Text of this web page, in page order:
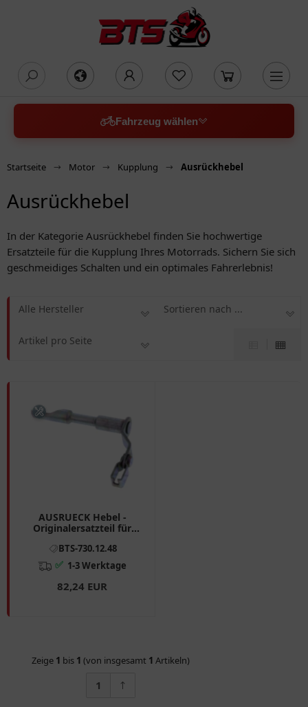
Fahrzeug wählen
Startseite Motor Kupplung Ausrückhebel
Ausrückhebel
In der Kategorie Ausrückhebel finden Sie hochwertige
Ersatzteile für die Kupplung Ihres Motorrads. Sichern Sie sich
geschmeidiges Schalten und ein optimales Fahrerlebnis!
Alle Hersteller Sortieren nach ...
Artikel pro Seite
AUSRUECK Hebel -
Originalersatzteil für
BTS-730.12.48
✅ 1-3 Werktage
82,24 EUR
Zeige 1 bis 1 (von insgesamt 1 Artikeln)
1